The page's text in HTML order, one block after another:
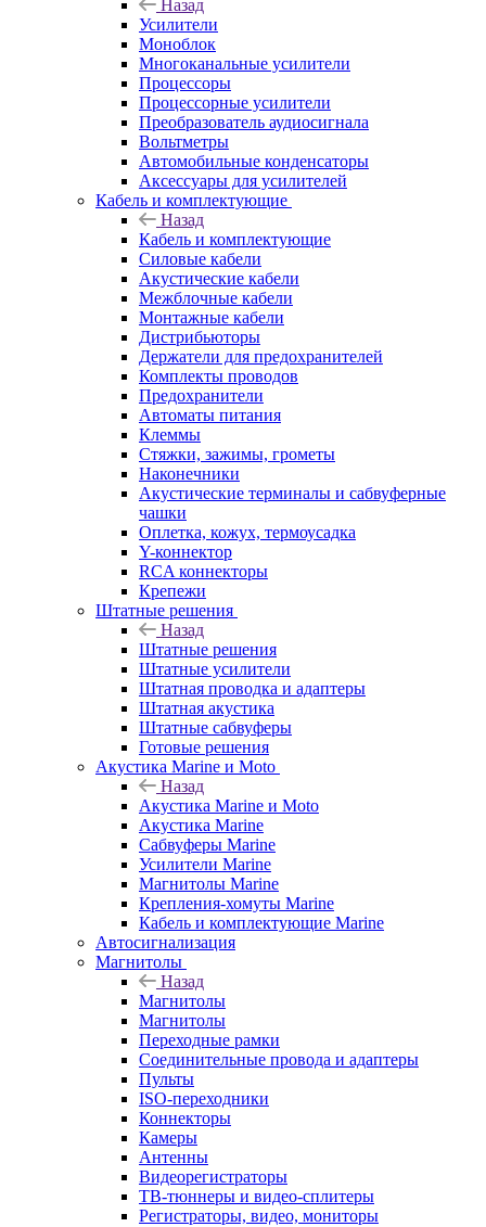
Назад
Усилители
Моноблок
Многоканальные усилители
Процессоры
Процессорные усилители
Преобразователь аудиосигнала
Вольтметры
Автомобильные конденсаторы
Аксессуары для усилителей
Кабель и комплектующие
Назад
Кабель и комплектующие
Силовые кабели
Акустические кабели
Межблочные кабели
Монтажные кабели
Дистрибьюторы
Держатели для предохранителей
Комплекты проводов
Предохранители
Автоматы питания
Клеммы
Стяжки, зажимы, грометы
Наконечники
Акустические терминалы и сабвуферные
чашки
Оплетка, кожух, термоусадка
Y-коннектор
RCA коннекторы
Крепежи
Штатные решения
Назад
Штатные решения
Штатные усилители
Штатная проводка и адаптеры
Штатная акустика
Штатные сабвуферы
Готовые решения
Акустика Marine и Moto
Назад
Акустика Marine и Moto
Акустика Marine
Сабвуферы Marine
Усилители Marine
Магнитолы Marine
Крепления-хомуты Marine
Кабель и комплектующие Marine
Автосигнализация
Магнитолы
Назад
Магнитолы
Магнитолы
Переходные рамки
Соединительные провода и адаптеры
Пульты
ISO-переходники
Коннекторы
Камеры
Антенны
Видеорегистраторы
ТВ-тюннеры и видео-сплитеры
Регистраторы, видео, мониторы